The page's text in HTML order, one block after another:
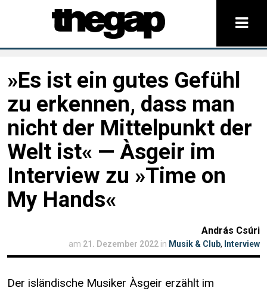
»Es ist ein gutes Gefühl
zu erkennen, dass man
nicht der Mittelpunkt der
Welt ist« — Àsgeir im
Interview zu »Time on
My Hands«
András Csúri
am 21. Dezember 2022 in Musik & Club, Interview
Der isländische Musiker Àsgeir erzählt im